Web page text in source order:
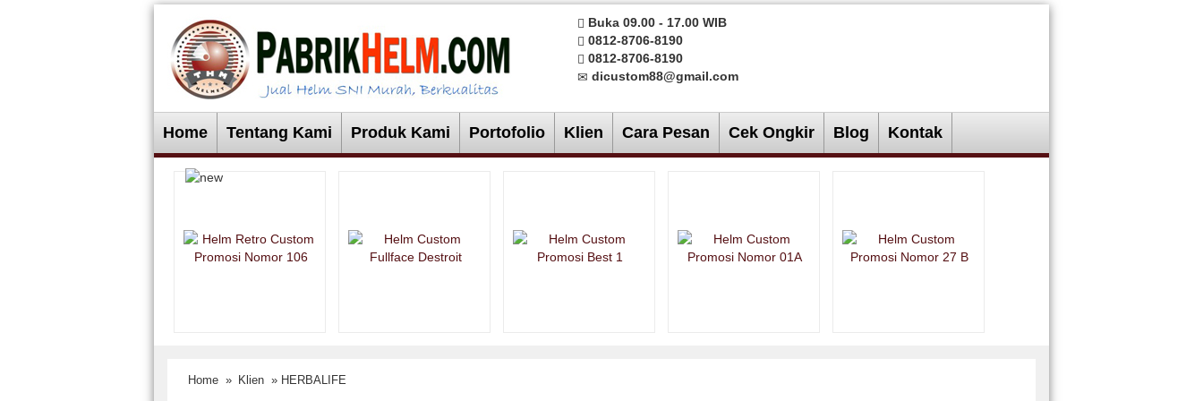
Buka 09.00 - 17.00 WIB
0812-8706-8190
0812-8706-8190
dicustom88@gmail.com
Home Tentang Kami Produk Kami Portofolio Klien Cara Pesan Cek Ongkir Blog Kontak
Home » Klien » HERBALIFE